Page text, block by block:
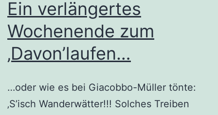
Ein verlängertes
Wochenende zum
‚Davon’laufen…
…oder wie es bei Giacobbo-Müller tönte:
‚S’isch Wanderwätter!!! Solches Treiben